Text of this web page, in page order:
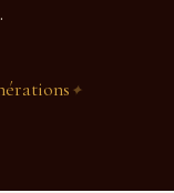
✦